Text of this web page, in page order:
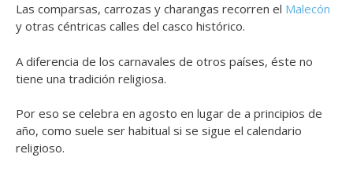
Las comparsas, carrozas y charangas recorren el Malecón
y otras céntricas calles del casco histórico.
A diferencia de los carnavales de otros países, éste no
tiene una tradición religiosa.
Por eso se celebra en agosto en lugar de a principios de
año, como suele ser habitual si se sigue el calendario
religioso.